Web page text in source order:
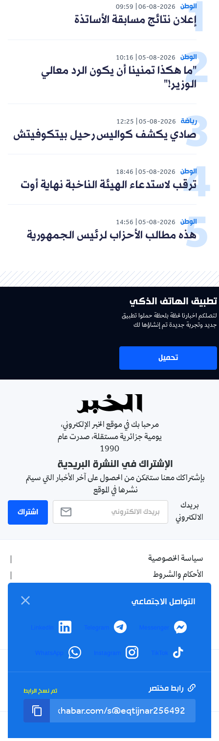
الوطن 06-08-2026
09:59
إعلان نتائج مسابقة الأساتذة
الوطن 05-08-2026
10:16
"ما هكذا تمنينا أن يكون الرد معالي
الوزير!"
رياضة 05-08-2026
12:25
صادي يكشف كواليس رحيل بيتكوفيتش
الوطن 05-08-2026
18:46
ترقب لاستدعاء الهيئة الناخبة نهاية أوت
الوطن 05-08-2026
14:56
هذه مطالب الأحزاب لرئيس الجمهورية
تطبيق الهاتف الذكي
لتصلكم اخبارنا لحظة بلحظة حملوا تطبيق
جديد وتجربة جديدة تم إنشاؤها لك
تحميل
مرحبا بك في موقع الخبر الإلكتروني،
يومية جزائرية مستقلة، صدرت عام
1990
الإشتراك في النشرة البريدية
بإشتراكك معنا ستتمكن من الحصول على آخر الأخبار التي سيتم
نشرها في الموقع
بريدك
الالكتروني
اشتراك
سياسة الخصوصية
الأحكام والشروط
اتصل بنا
من نحن
Facebook
YouTube
TikTok
Twitter
Tel : +213(0)023 31 69 04 - eMail :info@elkhabar.com
التواصل الاجتماعي
Messenger
Telegram
LinkedIn
TikTok
Instagram
WhatsApp
رابط مختصر تم نسخ الرابط